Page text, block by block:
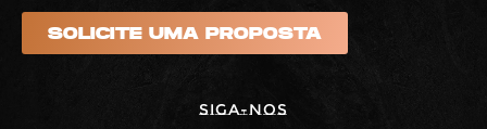
SOLICITE UMA PROPOSTA
Siga-nos